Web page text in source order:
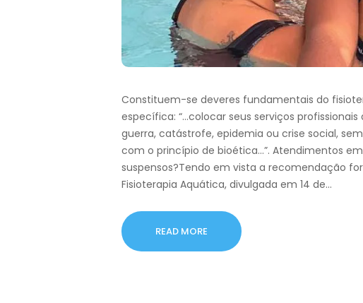
Constituem-se deveres fundamentais do
específica: “…colocar seus serviços
guerra, catástrofe, epidemia ou crise social,
com o princípio de bioética…”. Atendimentos
suspensos?Tendo em vista a recomendação
Fisioterapia Aquática, divulgada em 14 de…
READ MORE